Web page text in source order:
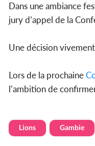
Dans une ambiance
jury d’appel de la
Une décision
Lors de la prochaine
l’ambition de
Lions Gambie